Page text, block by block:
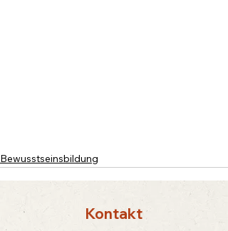
Bewusstseinsbildung
Kontakt